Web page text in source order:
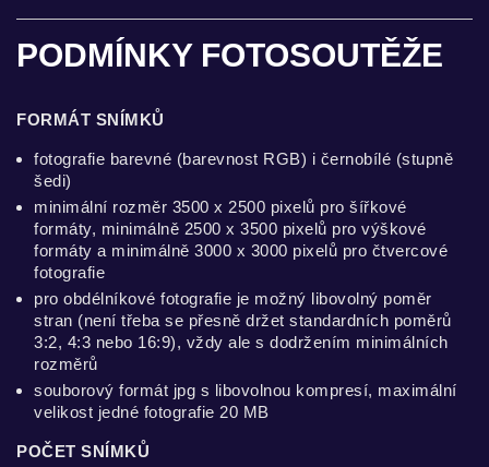
PODMÍNKY FOTOSOUTĚŽE
FORMÁT SNÍMKŮ
fotografie barevné (barevnost RGB) i černobílé (stupně
šedi)
minimální rozměr 3500 x 2500 pixelů pro šířkové
formáty, minimálně 2500 x 3500 pixelů pro výškové
formáty a minimálně 3000 x 3000 pixelů pro čtvercové
fotografie
pro obdélníkové fotografie je možný libovolný poměr
stran (není třeba se přesně držet standardních poměrů
3:2, 4:3 nebo 16:9), vždy ale s dodržením minimálních
rozměrů
souborový formát jpg s libovolnou kompresí, maximální
velikost jedné fotografie 20 MB
POČET SNÍMKŮ